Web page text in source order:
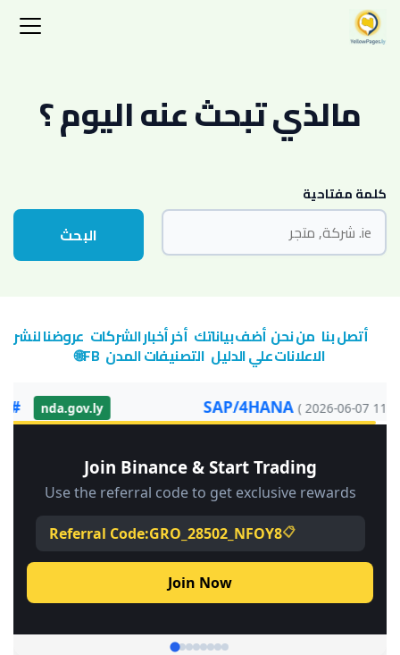
مالذي تبحث عنه اليوم ؟
كلمة مفتاحية
البحث
أتصل بنا من نحن أضف بياناتك أخر أخبار الشركات عروضنا لنشر
الاعلانات علي الدليل التصنيفاتالمدن FB🌐